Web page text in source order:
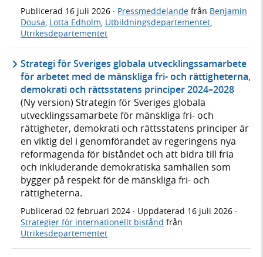
Publicerad 16 juli 2026 · Pressmeddelande från Benjamin
Dousa, Lotta Edholm, Utbildningsdepartementet,
Utrikesdepartementet
Strategi för Sveriges globala utvecklingssamarbete
för arbetet med de mänskliga fri- och rättigheterna,
demokrati och rättsstatens principer 2024–2028
(Ny version) Strategin för Sveriges globala
utvecklingssamarbete för mänskliga fri- och
rättigheter, demokrati och rättsstatens principer är
en viktig del i genomförandet av regeringens nya
reformagenda för biståndet och att bidra till fria
och inkluderande demokratiska samhällen som
bygger på respekt för de mänskliga fri- och
rättigheterna.
Publicerad 02 februari 2024 · Uppdaterad 16 juli 2026 ·
Strategier för internationellt bistånd från
Utrikesdepartementet